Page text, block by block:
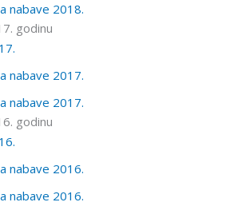
nabave 2018.
godinu
nabave 2017.
nabave 2017.
godinu
nabave 2016.
nabave 2016.